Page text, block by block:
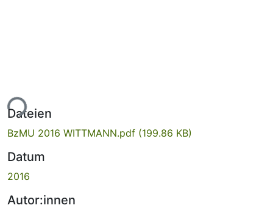
Dateien
BzMU 2016 WITTMANN.pdf (199.86 KB)
Datum
2016
Autor:innen